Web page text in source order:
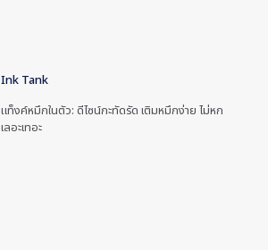
Ink Tank
แท็งค์หมึกในตัว: ดีไซน์กะทัดรัด เติมหมึกง่าย ไม่หก
เลอะเทอะ